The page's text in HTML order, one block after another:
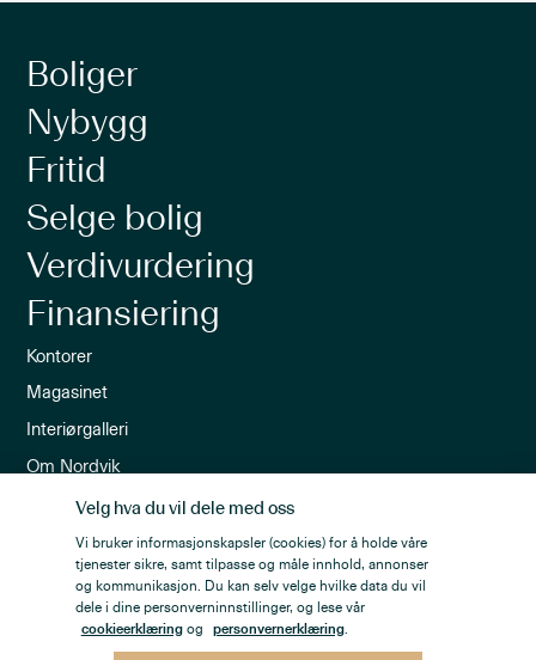
Boliger
Nybygg
Fritid
Selge bolig
Verdivurdering
Finansiering
Kontorer
Magasinet
Interiørgalleri
Om Nordvik
Ledige stillinger
Nordvik-appen
Nyhetsbrev
Velg hva du vil dele med oss
Vi bruker informasjonskapsler (cookies) for å holde våre
tjenester sikre, samt tilpasse og måle innhold, annonser
og kommunikasjon. Du kan selv velge hvilke data du vil
dele i dine personverninnstillinger, og lese vår
cookieerklæringog personvernerklæring.